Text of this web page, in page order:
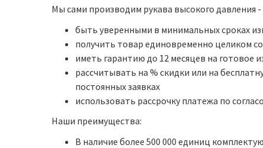
Мы сами производим рукава высокого давления
быть уверенными в минимальных сроках
получить товар единовременно целиком
иметь гарантию до 12 месяцев на готовое
рассчитывать на % скидки или на
постоянных заявках
использовать рассрочку платежа по
Наши преимущества:
В наличие более 500 000 единиц